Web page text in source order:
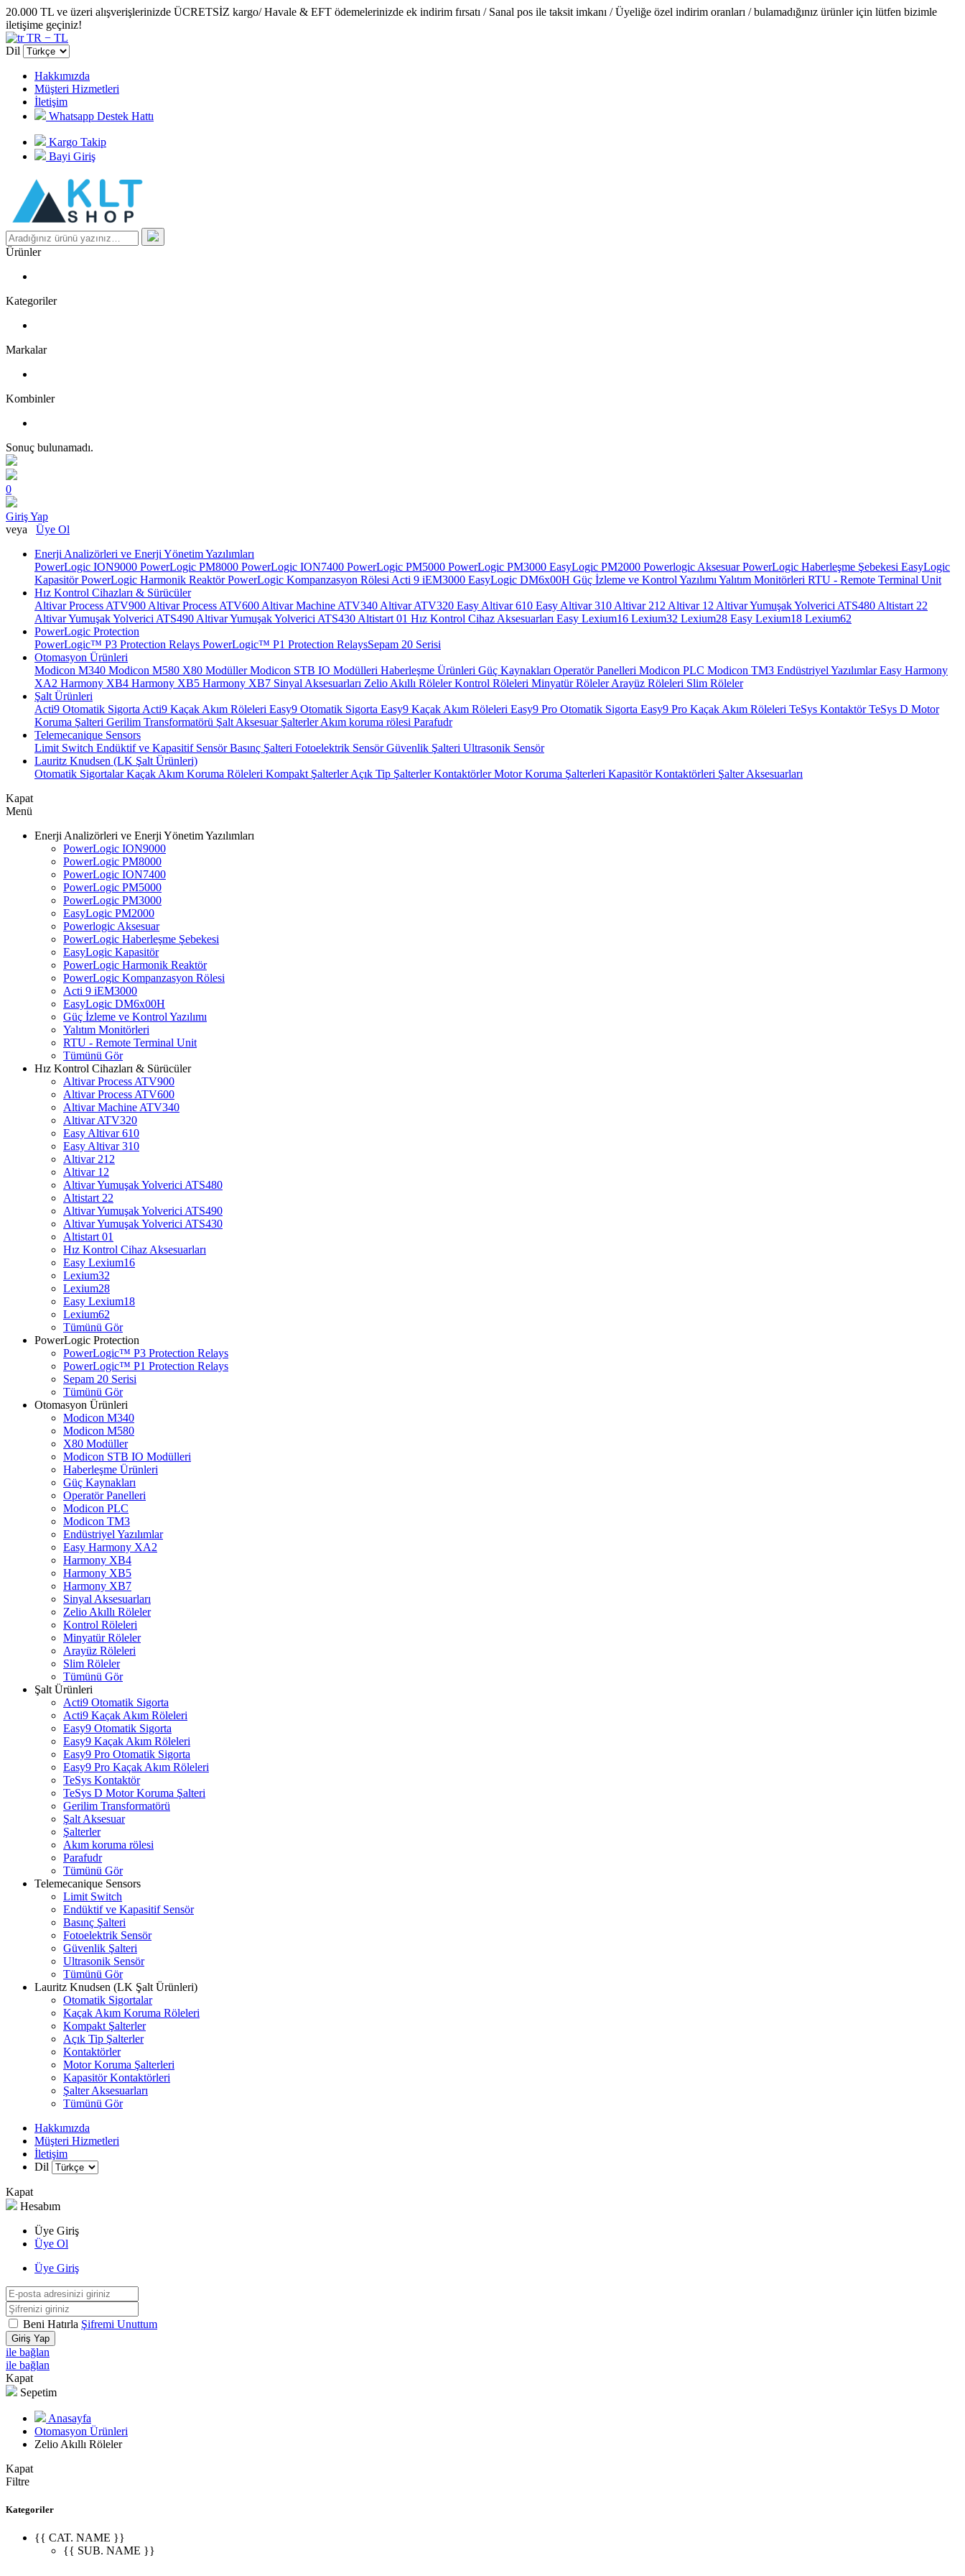
20.000 TL ve üzeri alışverişlerinizde ÜCRETSİZ kargo/ Havale & EFT ödemelerinizde ek indirim fırsatı / Sanal pos ile taksit imkanı / Üyeliğe özel indirim oranları / bulamadığınız ürünler için lütfen bizimle
iletişime geçiniz!
TR − TL
Dil
Hakkımızda
Müşteri Hizmetleri
İletişim
Whatsapp Destek Hattı
Kargo Takip
Bayi Giriş
Ürünler
Kategoriler
Markalar
Kombinler
Sonuç bulunamadı.
0
Giriş Yap
veya Üye Ol
Enerji Analizörleri ve Enerji Yönetim Yazılımları
PowerLogic ION9000 PowerLogic PM8000 PowerLogic ION7400 PowerLogic PM5000 PowerLogic PM3000 EasyLogic PM2000 Powerlogic AksesuarPowerLogic Haberleşme Şebekesi EasyLogic
KapasitörPowerLogic Harmonik ReaktörPowerLogic Kompanzasyon Rölesi Acti 9 iEM3000 EasyLogic DM6x00H Güç İzleme ve Kontrol Yazılımı Yalıtım Monitörleri RTU - Remote Terminal Unit
Hız Kontrol Cihazları & Sürücüler
Altivar Process ATV900 Altivar Process ATV600 Altivar Machine ATV340 Altivar ATV320 Easy Altivar 610 Easy Altivar 310 Altivar 212 Altivar 12 Altivar Yumuşak Yolverici ATS480 Altistart 22
Altivar Yumuşak Yolverici ATS490 Altivar Yumuşak Yolverici ATS430 Altistart 01 Hız Kontrol Cihaz Aksesuarları Easy Lexium16 Lexium32 Lexium28 Easy Lexium18 Lexium62
PowerLogic Protection
PowerLogic™ P3 Protection Relays PowerLogic™ P1 Protection Relays​Sepam 20 Serisi
Otomasyon Ürünleri
Modicon M340 Modicon M580 X80 ModüllerModicon STB IO Modülleri Haberleşme Ürünleri Güç Kaynakları Operatör Panelleri Modicon PLC Modicon TM3 Endüstriyel YazılımlarEasy Harmony
XA2 Harmony XB4 Harmony XB5 Harmony XB7 Sinyal Aksesuarları Zelio Akıllı RölelerKontrol Röleleri Minyatür RölelerArayüz Röleleri Slim Röleler
Şalt Ürünleri
Acti9 Otomatik Sigorta Acti9 Kaçak Akım Röleleri Easy9 Otomatik Sigorta Easy9 Kaçak Akım Röleleri Easy9 Pro Otomatik Sigorta Easy9 Pro Kaçak Akım Röleleri TeSys KontaktörTeSys D Motor
Koruma Şalteri Gerilim Transformatörü Şalt Aksesuar ŞalterlerAkım koruma rölesi Parafudr
Telemecanique Sensors
Limit Switch Endüktif ve Kapasitif SensörBasınç Şalteri Fotoelektrik SensörGüvenlik Şalteri Ultrasonik Sensör
Lauritz Knudsen (LK Şalt Ürünleri)
Otomatik SigortalarKaçak Akım Koruma Röleleri Kompakt ŞalterlerAçık Tip ŞalterlerKontaktörlerMotor Koruma Şalterleri Kapasitör Kontaktörleri Şalter Aksesuarları
Kapat
Menü
Enerji Analizörleri ve Enerji Yönetim Yazılımları
PowerLogic ION9000
PowerLogic PM8000
PowerLogic ION7400
PowerLogic PM5000
PowerLogic PM3000
EasyLogic PM2000
Powerlogic Aksesuar
PowerLogic Haberleşme Şebekesi
EasyLogic Kapasitör
PowerLogic Harmonik Reaktör
PowerLogic Kompanzasyon Rölesi
Acti 9 iEM3000
EasyLogic DM6x00H
Güç İzleme ve Kontrol Yazılımı
Yalıtım Monitörleri
RTU - Remote Terminal Unit
Tümünü Gör
Hız Kontrol Cihazları & Sürücüler
Altivar Process ATV900
Altivar Process ATV600
Altivar Machine ATV340
Altivar ATV320
Easy Altivar 610
Easy Altivar 310
Altivar 212
Altivar 12
Altivar Yumuşak Yolverici ATS480
Altistart 22
Altivar Yumuşak Yolverici ATS490
Altivar Yumuşak Yolverici ATS430
Altistart 01
Hız Kontrol Cihaz Aksesuarları
Easy Lexium16
Lexium32
Lexium28
Easy Lexium18
Lexium62
Tümünü Gör
PowerLogic Protection
PowerLogic™ P3 Protection Relays
PowerLogic™ P1 Protection Relays​
Sepam 20 Serisi
Tümünü Gör
Otomasyon Ürünleri
Modicon M340
Modicon M580
X80 Modüller
Modicon STB IO Modülleri
Haberleşme Ürünleri
Güç Kaynakları
Operatör Panelleri
Modicon PLC
Modicon TM3
Endüstriyel Yazılımlar
Easy Harmony XA2
Harmony XB4
Harmony XB5
Harmony XB7
Sinyal Aksesuarları
Zelio Akıllı Röleler
Kontrol Röleleri
Minyatür Röleler
Arayüz Röleleri
Slim Röleler
Tümünü Gör
Şalt Ürünleri
Acti9 Otomatik Sigorta
Acti9 Kaçak Akım Röleleri
Easy9 Otomatik Sigorta
Easy9 Kaçak Akım Röleleri
Easy9 Pro Otomatik Sigorta
Easy9 Pro Kaçak Akım Röleleri
TeSys Kontaktör
TeSys D Motor Koruma Şalteri
Gerilim Transformatörü
Şalt Aksesuar
Şalterler
Akım koruma rölesi
Parafudr
Tümünü Gör
Telemecanique Sensors
Limit Switch
Endüktif ve Kapasitif Sensör
Basınç Şalteri
Fotoelektrik Sensör
Güvenlik Şalteri
Ultrasonik Sensör
Tümünü Gör
Lauritz Knudsen (LK Şalt Ürünleri)
Otomatik Sigortalar
Kaçak Akım Koruma Röleleri
Kompakt Şalterler
Açık Tip Şalterler
Kontaktörler
Motor Koruma Şalterleri
Kapasitör Kontaktörleri
Şalter Aksesuarları
Tümünü Gör
Hakkımızda
Müşteri Hizmetleri
İletişim
Dil
Kapat
Hesabım
Üye Giriş
Üye Ol
Üye Giriş
Beni Hatırla Şifremi Unuttum
Giriş Yap
ile bağlan
ile bağlan
Kapat
Sepetim
Anasayfa
Otomasyon Ürünleri
Zelio Akıllı Röleler
Kapat
Filtre
Kategoriler
{{ CAT. NAME }}
{{ SUB. NAME }}